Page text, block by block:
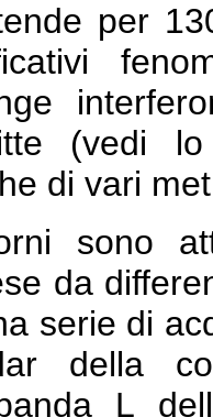
per
(vedi
di vari
sono
da
serie di
della
L